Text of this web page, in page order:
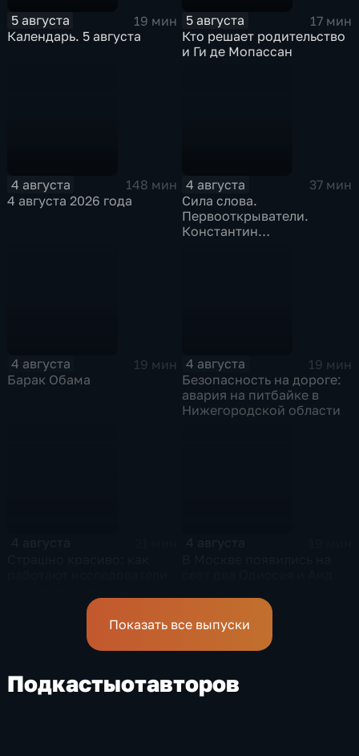
5 августа
19 мин
Календарь. 5 августа
5 августа
17 мин
Кто решает родительство
и Ги де Мопассан
4 августа
148 мин
4 августа 2026 года
4 августа
37 мин
Сила слова.
Первооткрыватели.
Константин
4 августа
19 мин
Барак Обама
4 августа
19 мин
Безопасность на дороге:
авария на питбайке в
Нижегородской области
Показать все выпуски
Подкастыотавторов